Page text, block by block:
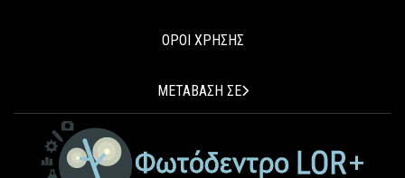
ΟΡΟΙ ΧΡΗΣΗΣ
ΜΕΤΑΒΑΣΗ ΣΕ